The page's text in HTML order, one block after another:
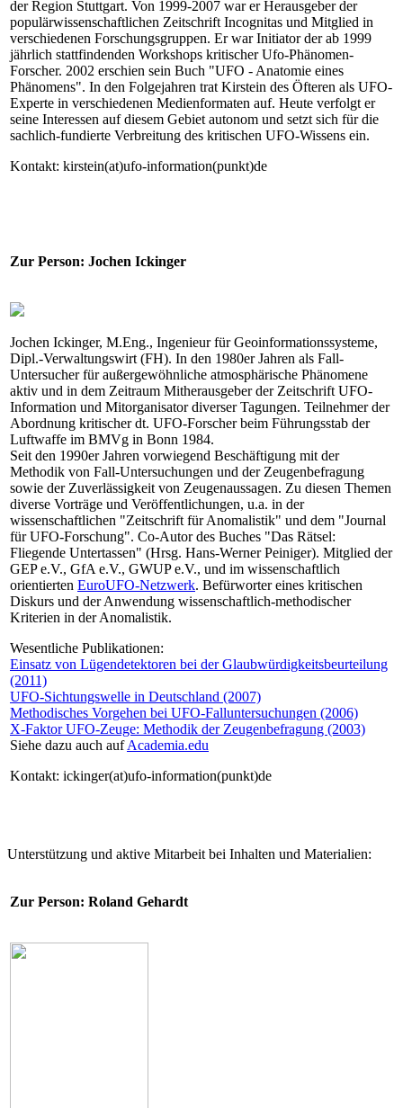
der Region Stuttgart. Von 1999-2007 war er Herausgeber der
populärwissenschaftlichen Zeitschrift Incognitas und Mitglied in
verschiedenen Forschungsgruppen. Er war Initiator der ab 1999
jährlich stattfindenden Workshops kritischer Ufo-Phänomen-
Forscher. 2002 erschien sein Buch "UFO - Anatomie eines
Phänomens". In den Folgejahren trat Kirstein des Öfteren als UFO-
Experte in verschiedenen Medienformaten auf. Heute verfolgt er
seine Interessen auf diesem Gebiet autonom und setzt sich für die
sachlich-fundierte Verbreitung des kritischen UFO-Wissens ein.
Kontakt: kirstein(at)ufo-information(punkt)de
Zur Person: Jochen Ickinger
Jochen Ickinger, M.Eng., Ingenieur für Geoinformationssysteme,
Dipl.-Verwaltungswirt (FH). In den 1980er Jahren als Fall-
Untersucher für außergewöhnliche atmosphärische Phänomene
aktiv und in dem Zeitraum Mitherausgeber der Zeitschrift UFO-
Information und Mitorganisator diverser Tagungen. Teilnehmer der
Abordnung kritischer dt. UFO-Forscher beim Führungsstab der
Luftwaffe im BMVg in Bonn 1984.
Seit den 1990er Jahren vorwiegend Beschäftigung mit der
Methodik von Fall-Untersuchungen und der Zeugenbefragung
sowie der Zuverlässigkeit von Zeugenaussagen. Zu diesen Themen
diverse Vorträge und Veröffentlichungen, u.a. in der
wissenschaftlichen "Zeitschrift für Anomalistik" und dem "Journal
für UFO-Forschung". Co-Autor des Buches "Das Rätsel:
Fliegende Untertassen" (Hrsg. Hans-Werner Peiniger). Mitglied der
GEP e.V., GfA e.V., GWUP e.V., und im wissenschaftlich
orientierten EuroUFO-Netzwerk. Befürworter eines kritischen
Diskurs und der Anwendung wissenschaftlich-methodischer
Kriterien in der Anomalistik.
Wesentliche Publikationen:
Einsatz von Lügendetektoren bei der Glaubwürdigkeitsbeurteilung
(2011)
UFO-Sichtungswelle in Deutschland (2007)
Methodisches Vorgehen bei UFO-Falluntersuchungen (2006)
X-Faktor UFO-Zeuge: Methodik der Zeugenbefragung (2003)
Siehe dazu auch aufAcademia.edu
Kontakt: ickinger(at)ufo-information(punkt)de
Unterstützung und aktive Mitarbeit bei Inhalten und Materialien:
Zur Person: Roland Gehardt